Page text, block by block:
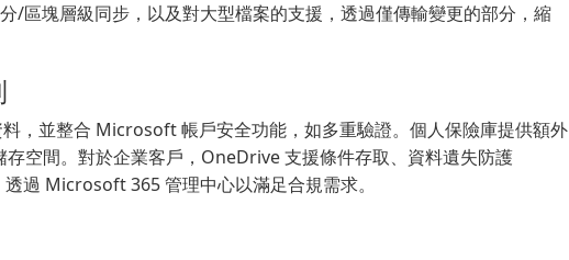
/區塊層級同步，以及對大型檔案的支援，透過僅傳輸變更的部分，縮
，並整合 Microsoft 帳戶安全功能，如多重驗證。個人保險庫提供額外
空間。對於企業客戶，OneDrive 支援條件存取、資料遺失防護
透過 Microsoft 365 管理中心以滿足合規需求。